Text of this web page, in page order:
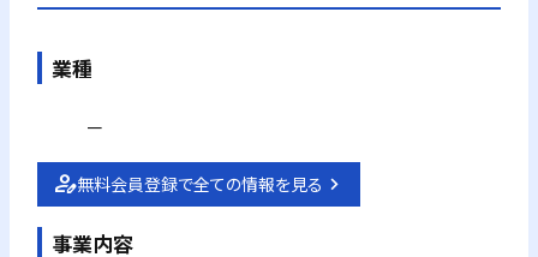
業種
－
無料会員登録で全ての情報を見る
事業内容